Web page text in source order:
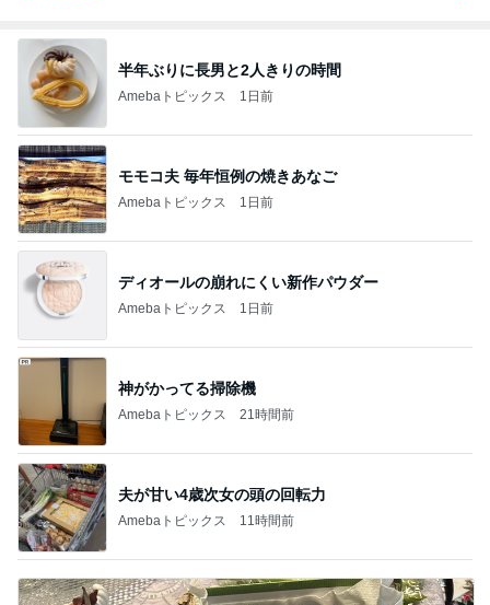
半年ぶりに長男と2人きりの時間
Amebaトピックス 1日前
モモコ夫 毎年恒例の焼きあなご
Amebaトピックス 1日前
ディオールの崩れにくい新作パウダー
Amebaトピックス 1日前
神がかってる掃除機
Amebaトピックス 21時間前
夫が甘い4歳次女の頭の回転力
Amebaトピックス 11時間前